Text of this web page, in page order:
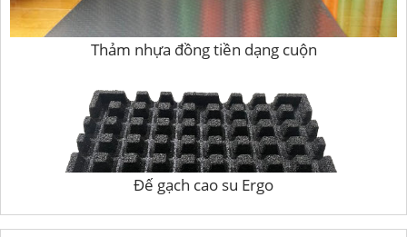
Thảm nhựa đồng tiền dạng cuộn
Đế gạch cao su Ergo